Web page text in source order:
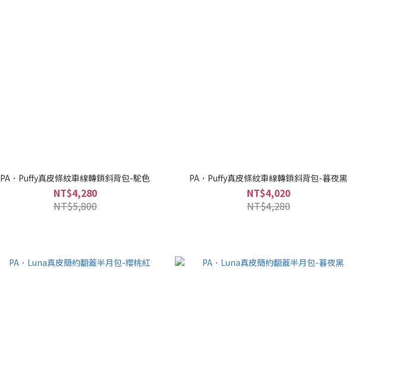
PA．Puffy真皮條紋車線轉鎖斜背包-駝色
NT$4,280
NT$5,800
PA．Puffy真皮條紋車線轉鎖斜背包-暮夜黑
NT$4,020
NT$4,280